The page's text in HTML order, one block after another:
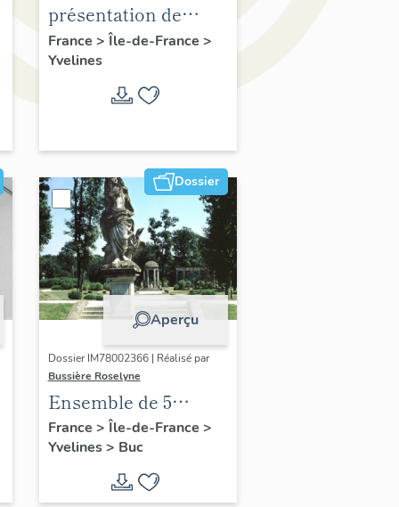
présentation de
l'étude du
patrimoine de l'aire
d'étude Versailles
périphérie sud
France > Île-de-France >
Yvelines
Dossier
Aperçu
Dossier IM78002366 | Réalisé par
Bussière Roselyne
Ensemble de 5
statues
France > Île-de-France >
Yvelines> Buc